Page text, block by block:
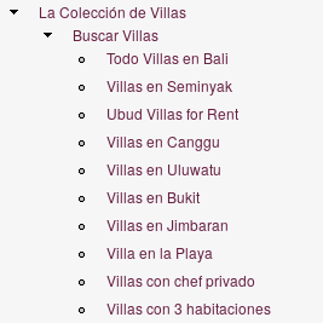
La Colección de Villas
Buscar Villas
Todo Villas en Bali
Villas en Seminyak
Ubud Villas for Rent
Villas en Canggu
Villas en Uluwatu
Villas en Bukit
Villas en Jimbaran
Villa en la Playa
Villas con chef privado
Villas con 3 habitaciones